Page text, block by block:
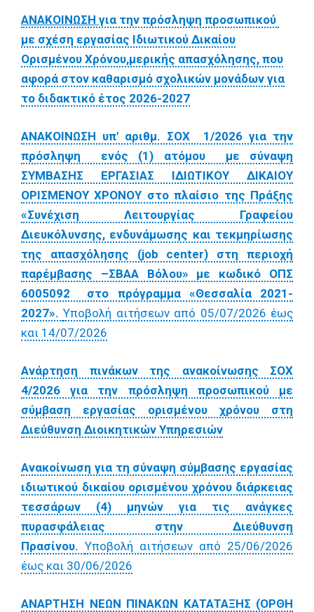
ΑΝΑΚΟΙΝΩΣΗ για την πρόσληψη προσωπικού
με σχέση εργασίας Ιδιωτικού Δικαίου
Ορισμένου Χρόνου,μερικής απασχόλησης, που
αφορά στον καθαρισμό σχολικών μονάδων για
το διδακτικό έτος 2026-2027
ΑΝΑΚΟΙΝΩΣΗ υπ' αριθμ. ΣΟΧ 1/2026 για την
πρόσληψη ενός (1) ατόμου με σύναψη
ΣΥΜΒΑΣΗΣ ΕΡΓΑΣΙΑΣ ΙΔΙΩΤΙΚΟΥ ΔΙΚΑΙΟΥ
ΟΡΙΣΜΕΝΟΥ ΧΡΟΝΟΥ στο πλαίσιο της Πράξης
«Συνέχιση Λειτουργίας Γραφείου
Διευκόλυνσης, ενδυνάμωσης και τεκμηρίωσης
της απασχόλησης (job center) στη περιοχή
παρέμβασης –ΣΒΑΑ Βόλου» με κωδικό ΟΠΣ
6005092 στο πρόγραμμα «Θεσσαλία 2021-
2027».Υποβολή αιτήσεων από 05/07/2026 έως
και 14/07/2026
Aνάρτηση πινάκων της ανακοίνωσης ΣΟΧ
4/2026 για την πρόσληψη προσωπικού με
σύμβαση εργασίας ορισμένου χρόνου στη
Διεύθυνση Διοικητικών Υπηρεσιών
Aνακοίνωση για τη σύναψη σύμβασης εργασίας
ιδιωτικού δικαίου ορισμένου χρόνου διάρκειας
τεσσάρων (4) μηνών για τις ανάγκες
πυρασφάλειας στην Διεύθυνση
Πρασίνου. Υποβολή αιτήσεων από 25/06/2026
έως και 30/06/2026
ΑΝΑΡΤΗΣΗ ΝΕΩΝ ΠΙΝΑΚΩΝ ΚΑΤΑΤΑΞΗΣ (ΟΡΘΗ